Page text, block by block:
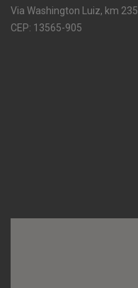
Via Washington Luiz, km 235
CEP: 13565-905